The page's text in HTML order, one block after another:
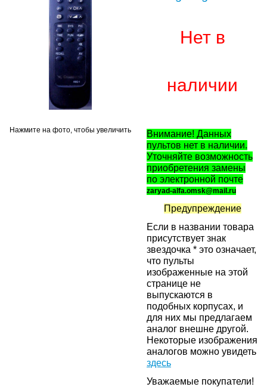
Нажмите на фото, чтобы увеличить
Нет в
наличии
Внимание! Данных
пультов нет в наличии.
Уточняйте возможность
приобретения замены
по электронной почте
zaryad-alfa.omsk@mail.ru
Предупреждение
Если в названии товара
присутствует знак
звездочка * это означает,
что пульты
изображенные на этой
странице не
выпускаются в
подобных корпусах, и
для них мы предлагаем
аналог внешне другой.
Некоторые изображения
аналогов можно увидеть
здесь
Уважаемые покупатели!